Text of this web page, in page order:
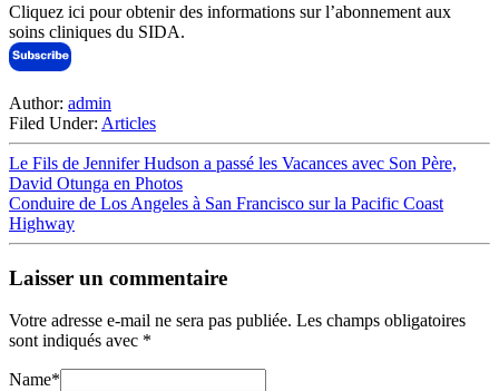
Cliquez ici pour obtenir des informations sur l’abonnement aux
soins cliniques du SIDA.
Author: admin
Filed Under: Articles
Le Fils de Jennifer Hudson a passé les Vacances avec Son Père,
David Otunga en Photos
Conduire de Los Angeles à San Francisco sur la Pacific Coast
Highway
Laisser un commentaire
Votre adresse e-mail ne sera pas publiée. Les champs obligatoires
sont indiqués avec *
Name*